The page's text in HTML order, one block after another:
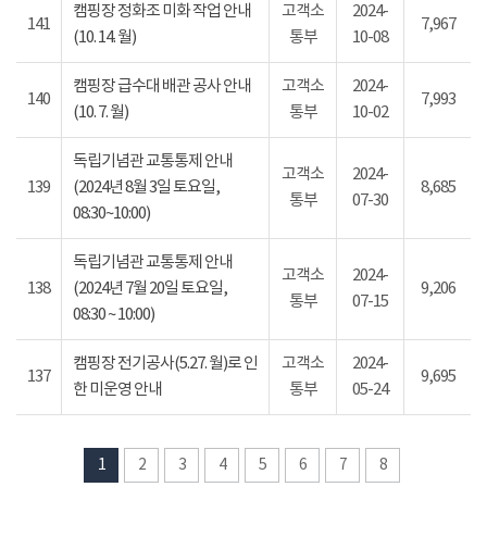
141
캠핑장 정화조 미화 작업 안내
(10. 14. 월)
고객소
통부
2024-
10-08
7,967
140
캠핑장 급수대 배관 공사 안내
(10. 7. 월)
고객소
통부
2024-
10-02
7,993
139
독립기념관 교통통제 안내
(2024년 8월 3일 토요일,
08:30~10:00)
고객소
통부
2024-
07-30
8,685
138
독립기념관 교통통제 안내
(2024년 7월 20일 토요일,
08:30 ~ 10:00)
고객소
통부
2024-
07-15
9,206
137
캠핑장 전기공사(5.27. 월)로 인
한 미운영 안내
고객소
통부
2024-
05-24
9,695
1 2 3 4 5 6 7 8